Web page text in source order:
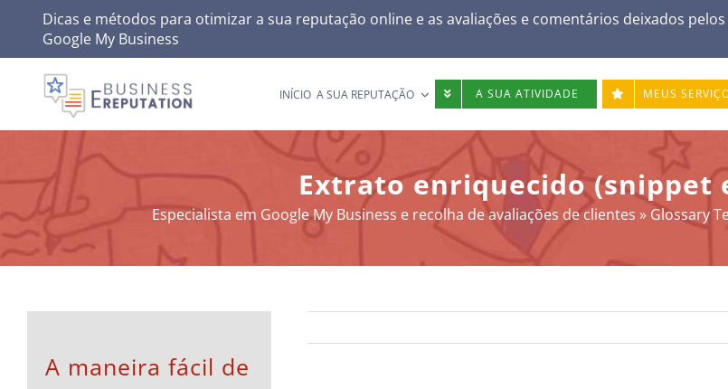
content
Dicas e métodos para otimizar a sua reputação online e as avaliações e comentários deixados
Google My Business
INÍCIO A SUA REPUTAÇÃO A SUA ATIVIDADE MEUS
Extrato enriquecido (snippet
Especialista em Google My Business e recolha de avaliações de clientes » Glossary
A maneira fácil de